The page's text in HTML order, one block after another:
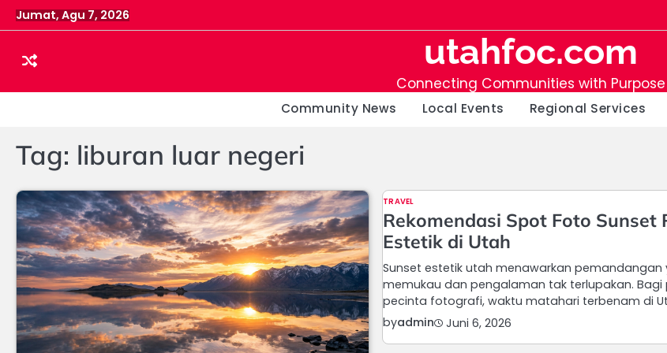
Skip
to
Jumat, Agu 7, 2026
utahfoc.com
Connecting Communities with Purpose
Community News
Local Events Regional Services
Tag: liburan luar negeri
TRAVEL
Rekomendasi Spot Foto Sunset
Estetik di Utah
Sunset estetik utah menawarkan pemandangan
memukau dan pengalaman tak terlupakan. Bagi
pecinta fotografi, waktu matahari terbenam di
byadmin Juni 6, 2026